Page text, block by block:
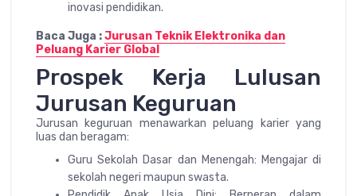
inovasi pendidikan.
Baca Juga :Jurusan Teknik Elektronika dan
Peluang Karier Global
Prospek Kerja Lulusan
Jurusan Keguruan
Jurusan keguruan menawarkan peluang karier yang
luas dan beragam:
Guru Sekolah Dasar dan Menengah: Mengajar di
sekolah negeri maupun swasta.